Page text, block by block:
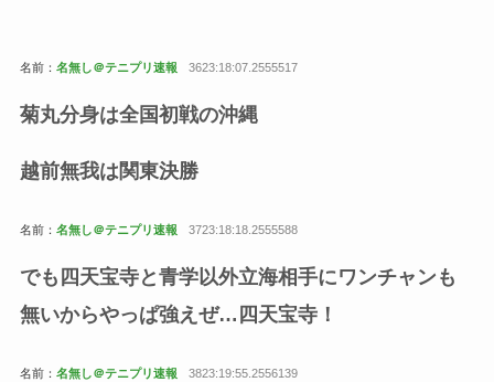
名前： 名無し＠テニプリ速報 3623:18:07.2555517
菊丸分身は全国初戦の沖縄
越前無我は関東決勝
名前： 名無し＠テニプリ速報 3723:18:18.2555588
でも四天宝寺と青学以外立海相手にワンチャンも
無いからやっぱ強えぜ…四天宝寺！
名前： 名無し＠テニプリ速報 3823:19:55.2556139